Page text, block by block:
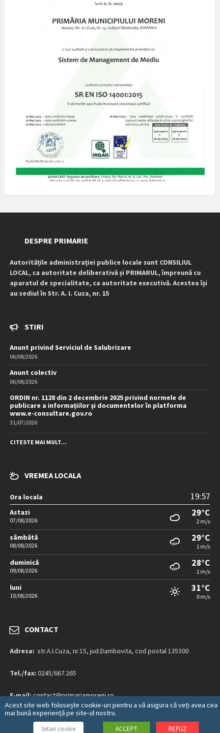
DESPRE PRIMARIE
Autoritățile administrației publice locale sunt CONSILIUL
LOCAL, ca autoritate deliberativă și PRIMARUL, împreună cu
aparatul de specialitate, ca autoritate executivă. Acestea își
au sediul în Str. A. I. Cuza, nr. 15
STIRI
Anunt privind Serviciul de Salubrizare
06/08/2026
Anunt colectiv
06/08/2026
ORDIN nr. 1128 din 2 decembrie 2025 privind normele de
publicare a informațiilor și documentelor în platforma
www.e-consultare.gov.ro
31/07/2026
CITESTE MAI MULT...
VREMEA LOCALA
Ora locala 19:57
Astazi
07/08/2026
29°C
2 m/s
sâmbătă
08/08/2026
29°C
1 m/s
duminică
09/08/2026
28°C
1 m/s
luni
10/08/2026
31°C
0 m/s
CONTACT
Adresa: str.A.I.Cuza, nr.15, jud.Dambovita, cod postal 135300
Tel./fax: 0245/667.265
E-mail:contact@primariamoreni.ro
Mai multe detalii…
Acest site web folosește cookie-uri pentru a vă asigura că veți avea cea
mai bună experiență pe site-ul nostru.
Setari cookie ACCEPT REFUZ